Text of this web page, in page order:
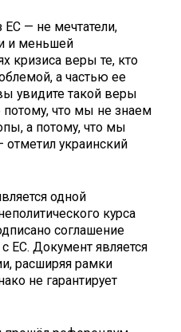
ЕС — не мечтатели,
и меньшей
кризиса веры те, кто
а частью ее
увидите такой веры
потому, что мы не знаем
а потому, что мы
отметил украинский
одной
курса
соглашение
ЕС. Документ является
расширяя рамки
не гарантирует